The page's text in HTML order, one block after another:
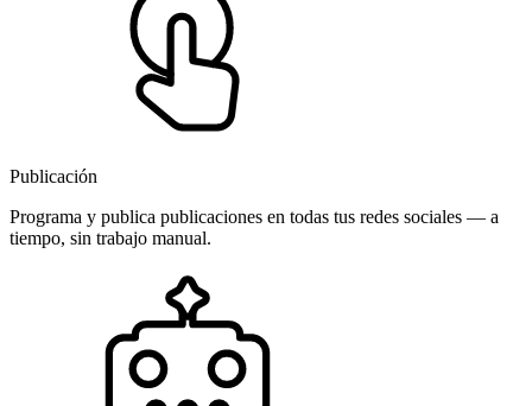
Publicación
Programa y publica publicaciones en todas tus redes sociales — a
tiempo, sin trabajo manual.